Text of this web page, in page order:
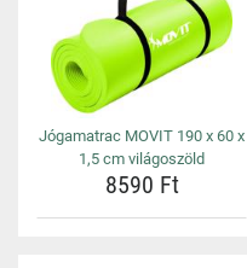
Jógamatrac MOVIT 190 x 60 x
1,5 cm világoszöld
8590 Ft